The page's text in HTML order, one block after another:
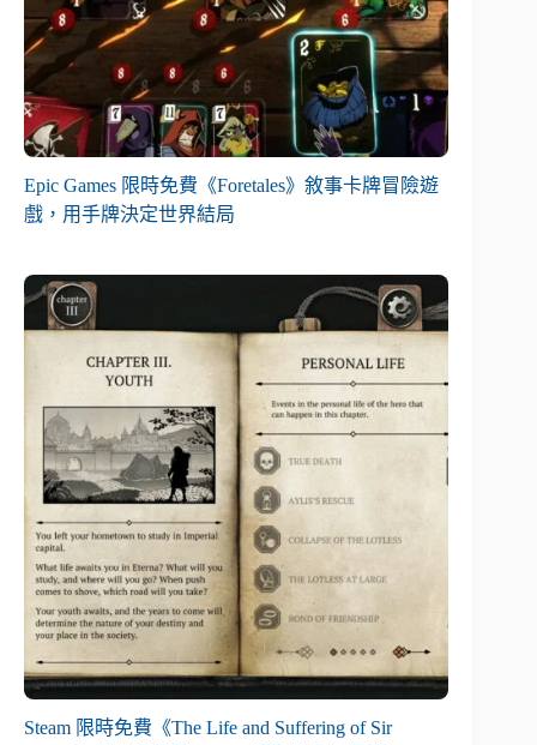
Epic Games 限時免費《Foretales》敘事卡牌冒險遊
戲，用手牌決定世界結局
Steam 限時免費《The Life and Suffering of Sir